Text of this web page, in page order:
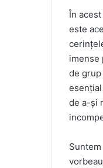
În
este
imense
de
de a-și